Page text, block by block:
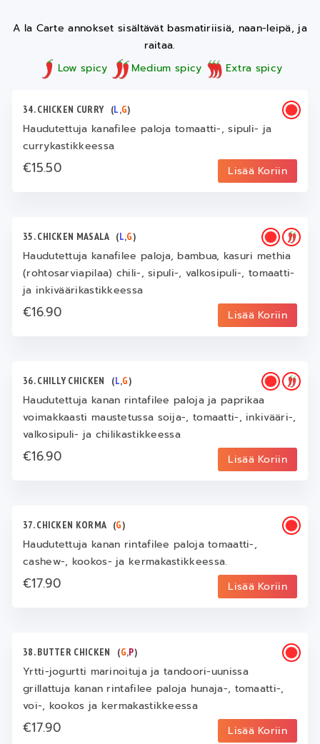
A la Carte annokset sisältävät basmatiriisiä, naan-leipä, ja
raitaa.
Low spicy
Medium spicy Extra spicy
34. CHICKEN CURRY (L,G)
Haudutettuja kanafilee paloja tomaatti-, sipuli- ja
currykastikkeessa
€15.50 Lisää Koriin
35. CHICKEN MASALA (L,G)
Haudutettuja kanafilee paloja, bambua, kasuri methia
(rohtosarviapilaa) chili-, sipuli-, valkosipuli-, tomaatti-
ja inkiväärikastikkeessa
€16.90 Lisää Koriin
36. CHILLY CHICKEN (L,G)
Haudutettuja kanan rintafilee paloja ja paprikaa
voimakkaasti maustetussa soija-, tomaatti-, inkivääri-,
valkosipuli- ja chilikastikkeessa
€16.90 Lisää Koriin
37. CHICKEN KORMA (G)
Haudutettuja kanan rintafilee paloja tomaatti-,
cashew-, kookos- ja kermakastikkeessa.
€17.90 Lisää Koriin
38. BUTTER CHICKEN (G,P)
Yrtti-jogurtti marinoituja ja tandoori-uunissa
grillattuja kanan rintafilee paloja hunaja-, tomaatti-,
voi-, kookos ja kermakastikkeessa
€17.90 Lisää Koriin